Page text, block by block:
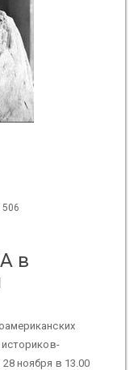
в
историков-
ноября в 13.00